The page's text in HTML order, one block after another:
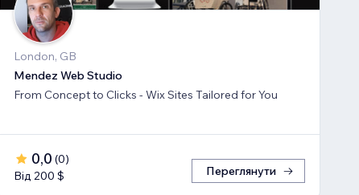
London, GB
Mendez Web Studio
From Concept to Clicks - Wix Sites Tailored for You
0,0 (0)
Від 200 $
Переглянути